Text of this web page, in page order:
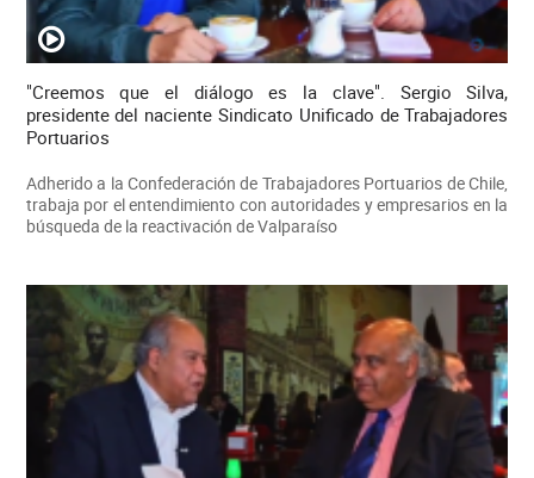
"Creemos que el diálogo es la clave". Sergio Silva,
presidente del naciente Sindicato Unificado de Trabajadores
Portuarios
Adherido a la Confederación de Trabajadores Portuarios de Chile,
trabaja por el entendimiento con autoridades y empresarios en la
búsqueda de la reactivación de Valparaíso